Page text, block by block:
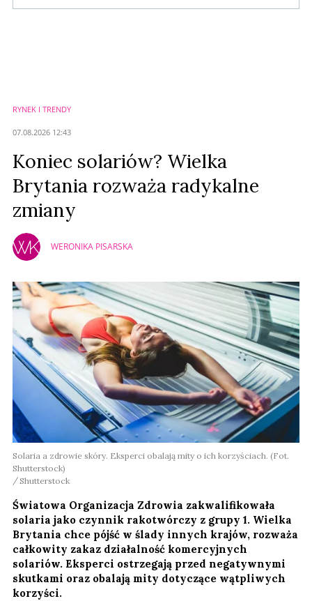
RYNEK I TRENDY
07.08.2026 12:43
Koniec solariów? Wielka
Brytania rozważa radykalne
zmiany
WERONIKA PISARSKA
Solaria a zdrowie skóry. Eksperci obalają mity o ich korzyściach. (Fot.
Shutterstock)
Shutterstock
Światowa Organizacja Zdrowia zakwalifikowała
solaria jako czynnik rakotwórczy z grupy 1. Wielka
Brytania chce pójść w ślady innych krajów, rozważa
całkowity zakaz działalność komercyjnych
solariów. Eksperci ostrzegają przed negatywnymi
skutkami oraz obalają mity dotyczące wątpliwych
korzyści.